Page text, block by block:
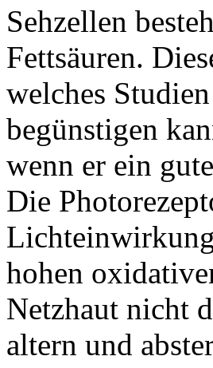
Sehzellen
Fettsäuren.
welches
begünstigen
wenn er ein
Die
hohen
Netzhaut nicht
altern und